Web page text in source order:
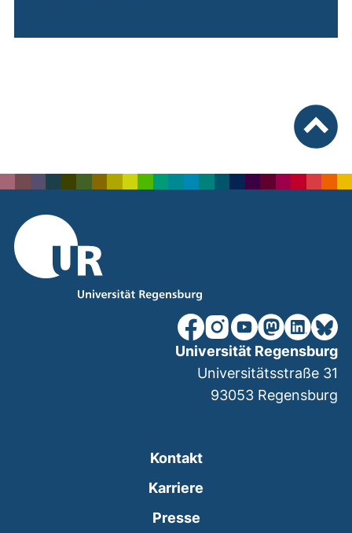
nach
unsere Facebook-Seite
unsere Instagram-
unsere YouTube-
unsereunsere
Kontakt
Karriere
Presse
Universität Regensburg
Universitätsstraße 31
93053 Regensburg